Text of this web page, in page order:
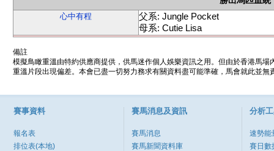
心中有程
父系: Jungle Pocket
母系: Cutie Lisa
備註
模擬鳥瞰重溫由特約供應商提供，供馬迷作個人娛樂資訊之用。但由於香港馬
重溫片段出現偏差。本會已盡一切努力務求有關資料盡可能準確，馬會就此並
賽事資料
報名表
排位表(本地)
賽馬消息及資訊
賽馬消息
賽馬新聞資料庫
分析
速勢能
賽日數